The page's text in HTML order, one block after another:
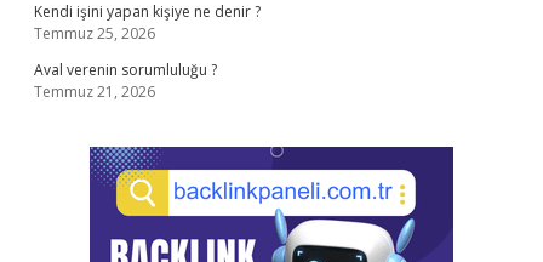
Kendi işini yapan kişiye ne denir ?
Temmuz 25, 2026
Aval verenin sorumluluğu ?
Temmuz 21, 2026